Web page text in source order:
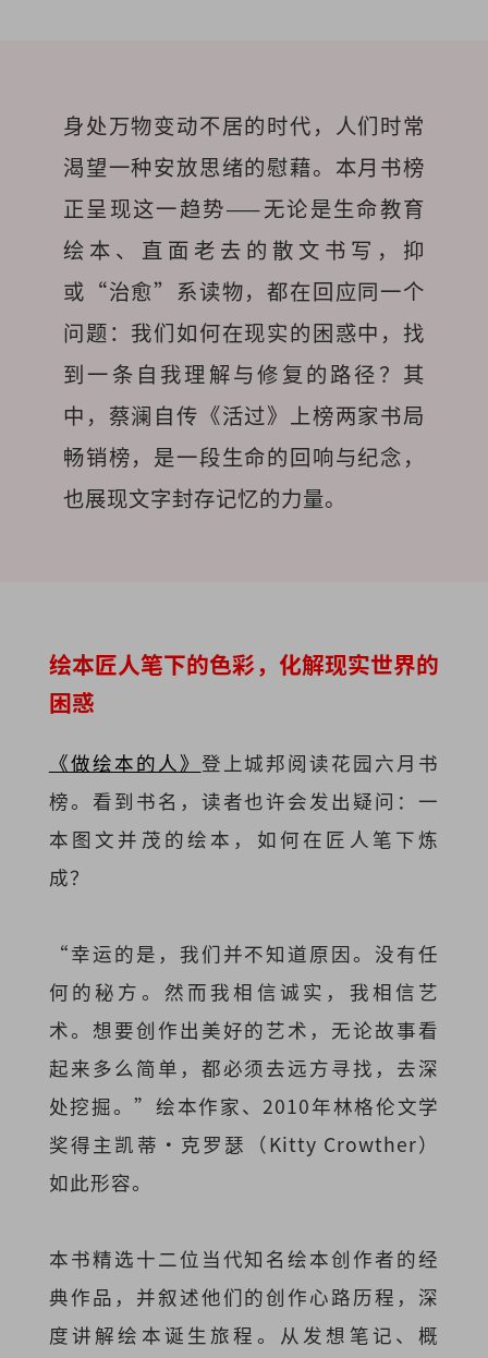
身处万物变动不居的时代，人们时常
渴望一种安放思绪的慰藉。本月书榜
正呈现这一趋势——无论是生命教育
绘本、直面老去的散文书写，抑
或“治愈”系读物，都在回应同一个
问题：我们如何在现实的困惑中，找
到一条自我理解与修复的路径？其
中，蔡澜自传《活过》上榜两家书局
畅销榜，是一段生命的回响与纪念，
也展现文字封存记忆的力量。
绘本匠人笔下的色彩，化解现实世界的
困惑
《做绘本的人》 登上城邦阅读花园六月书
榜。看到书名，读者也许会发出疑问：一
本图文并茂的绘本，如何在匠人笔下炼
成？
“幸运的是，我们并不知道原因。没有任
何的秘方。然而我相信诚实，我相信艺
术。想要创作出美好的艺术，无论故事看
起来多么简单，都必须去远方寻找，去深
处挖掘。”绘本作家、2010年林格伦文学
奖得主凯蒂·克罗瑟（Kitty Crowther）
如此形容。
本书精选十二位当代知名绘本创作者的经
典作品，并叙述他们的创作心路历程，深
度讲解绘本诞生旅程。从发想笔记、概